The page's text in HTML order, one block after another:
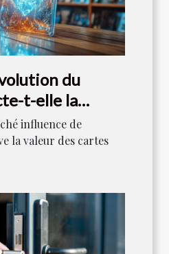
du
t-elle la
rares ?
influence de
la valeur des cartes